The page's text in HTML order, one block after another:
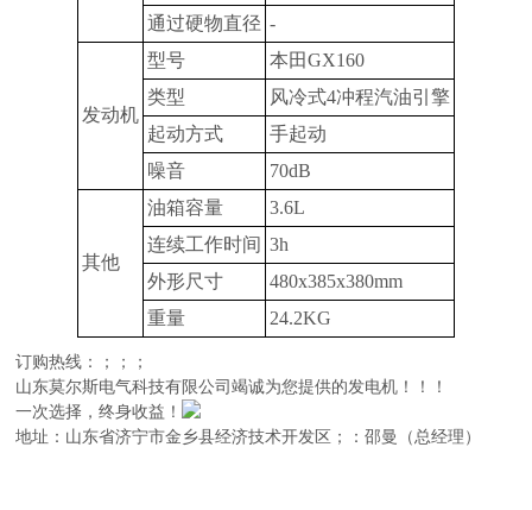
通过硬物直径 -
发动机
型号
本田GX160
类型
风冷式4冲程汽油引擎
起动方式
手起动
噪音
70dB
其他
油箱容量
3.6L
连续工作时间 3h
外形尺寸
480x385x380mm
重量
24.2KG
订购热线： ； ；
；
山东莫尔斯电气科技有限公司竭诚为您提供的发电机！！！
一次选择，终身收益！
地址：山东省济宁市金乡县经济技术开发区；：邵曼（总经理）